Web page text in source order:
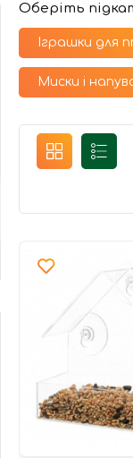
Оберіть
Іграшки для
Миски і